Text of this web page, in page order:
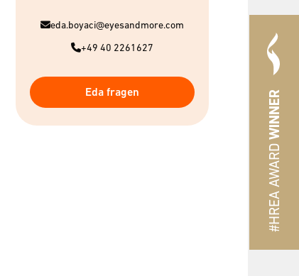
#HREA AWARD
WINNER
eda.boyaci@eyesandmore.com
+49 40 2261627
Eda fragen